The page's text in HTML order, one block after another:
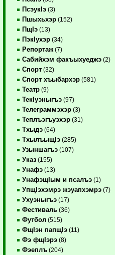
ПсэукIэ (3)
Пшыхьхэр (152)
ПщIэ (13)
ПэкIухэр (34)
Репортаж (7)
Сабийхэм факъыхуеджэ (2)
Спорт (32)
Спорт хъыбархэр (581)
Театр (9)
ТекIуэныгъэ (97)
Телеграммэхэр (3)
Теплъэгъуэхэр (31)
Тхыдэ (64)
ТхылъыщIэ (285)
Узыншагъэ (107)
Указ (155)
Унафэ (13)
УнафэщIым и псалъэ (1)
УпщIэхэмрэ жэуапхэмрэ (7)
Ухуэныгъэ (17)
Фестиваль (36)
Футбол (515)
ФщIэн папщIэ (11)
Фэ фщIэрэ (8)
Фэеплъ (204)